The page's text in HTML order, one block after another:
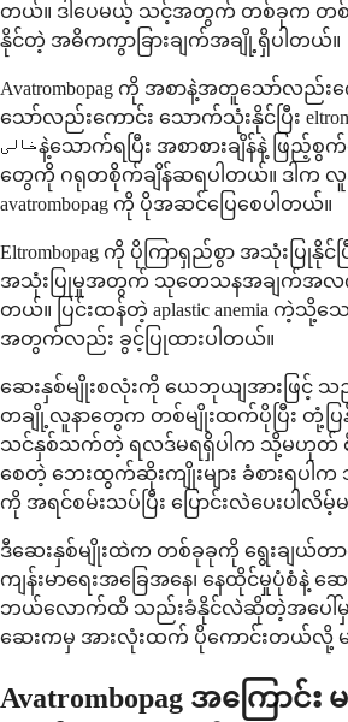
တယ်။ ဒါပေမယ့် သင့်အတွက် တစ်ခုက တ
နိုင်တဲ့ အဓိကကွာခြားချက်အချို့ရှိပါတယ်။
Avatrombopag ကို အစာနဲ့အတူသော်လည်း
သော်လည်းကောင်း သောက်သုံးနိုင်ပြီး
خالیနဲ့သောက်ရပြီး အစာစားချိန်နဲ့ ဖြည့်စွက်စာအချို့သောက်သုံးချိန်
တွေကို ဂရုတစိုက်ချိန်ဆရပါတယ်။ ဒါက
avatrombopag ကို ပိုအဆင်ပြေစေပါတယ်။
Eltrombopag ကို ပိုကြာရှည်စွာ အသုံးပြုနိုင်ပ
အသုံးပြုမှုအတွက် သုတေသနအချက်အလက်
တယ်။ ပြင်းထန်တဲ့ aplastic anemia ကဲ့သို့သေ
အတွက်လည်း ခွင့်ပြုထားပါတယ်။
ဆေးနှစ်မျိုးစလုံးကို ယေဘုယျအားဖြင့် သ
တချို့လူနာတွေက တစ်မျိုးထက်ပိုပြီး တုံ့ပြ
သင်နှစ်သက်တဲ့ ရလဒ်မရရှိပါက သို့မဟုတ်
စေတဲ့ ဘေးထွက်ဆိုးကျိုးများ ခံစားရပါ
ကို အရင်စမ်းသပ်ပြီး ပြောင်းလဲပေးပါလိမ့်
ဒီဆေးနှစ်မျိုးထဲက တစ်ခုခုကို ရွေးချယ်တာ
ကျန်းမာရေးအခြေအနေ၊ နေထိုင်မှုပုံစံနဲ့ ဆ
ဘယ်လောက်ထိ သည်းခံနိုင်လဲဆိုတဲ့အပေါ်
ဆေးကမှ အားလုံးထက် ပိုကောင်းတယ်လို့ မ
Avatrombopag အကြောင်း